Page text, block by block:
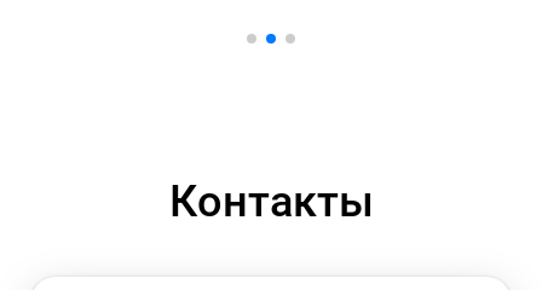
Контакты